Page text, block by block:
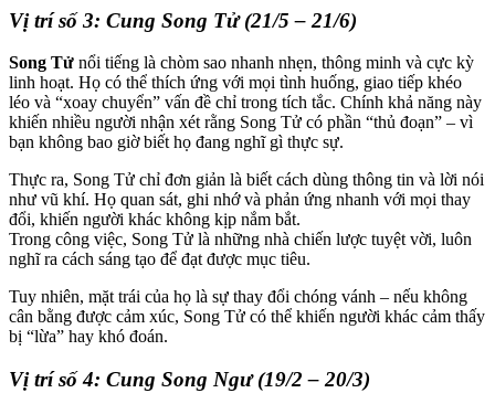
Vị trí số 3: Cung Song Tử (21/5 – 21/6)
Song Tử nổi tiếng là chòm sao nhanh nhẹn, thông minh và cực kỳ
linh hoạt. Họ có thể thích ứng với mọi tình huống, giao tiếp khéo
léo và “xoay chuyển” vấn đề chỉ trong tích tắc. Chính khả năng này
khiến nhiều người nhận xét rằng Song Tử có phần “thủ đoạn” – vì
bạn không bao giờ biết họ đang nghĩ gì thực sự.
Thực ra, Song Tử chỉ đơn giản là biết cách dùng thông tin và lời nói
như vũ khí. Họ quan sát, ghi nhớ và phản ứng nhanh với mọi thay
đổi, khiến người khác không kịp nắm bắt.
Trong công việc, Song Tử là những nhà chiến lược tuyệt vời, luôn
nghĩ ra cách sáng tạo để đạt được mục tiêu.
Tuy nhiên, mặt trái của họ là sự thay đổi chóng vánh – nếu không
cân bằng được cảm xúc, Song Tử có thể khiến người khác cảm thấy
bị “lừa” hay khó đoán.
Vị trí số 4: Cung Song Ngư (19/2 – 20/3)